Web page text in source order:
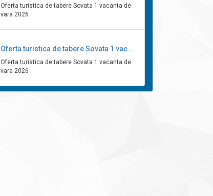
Oferta turistica de tabere Sovata 1 vacanta de
vara 2026
Oferta turistica de tabere Sovata 1 vac...
Oferta turistica de tabere Sovata 1 vacanta de
vara 2026